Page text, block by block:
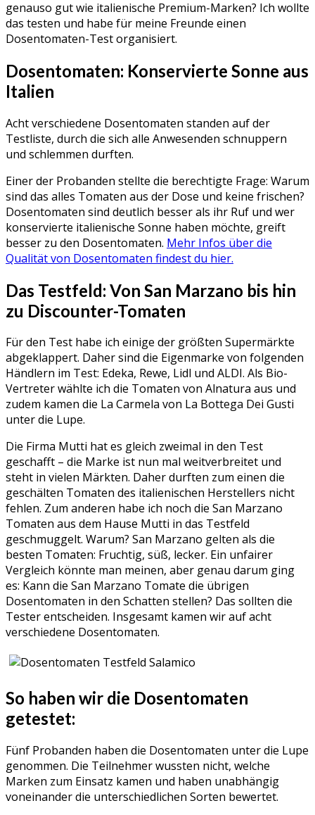
genauso gut wie italienische Premium-Marken? Ich wollte
das testen und habe für meine Freunde einen
Dosentomaten-Test organisiert.
Dosentomaten: Konservierte Sonne aus
Italien
Acht verschiedene Dosentomaten standen auf der
Testliste, durch die sich alle Anwesenden schnuppern
und schlemmen durften.
Einer der Probanden stellte die berechtigte Frage: Warum
sind das alles Tomaten aus der Dose und keine frischen?
Dosentomaten sind deutlich besser als ihr Ruf und wer
konservierte italienische Sonne haben möchte, greift
besser zu den Dosentomaten. Mehr Infos über die
Qualität von Dosentomaten findest du hier.
Das Testfeld: Von San Marzano bis hin
zu Discounter-Tomaten
Für den Test habe ich einige der größten Supermärkte
abgeklappert. Daher sind die Eigenmarke von folgenden
Händlern im Test: Edeka, Rewe, Lidl und ALDI. Als Bio-
Vertreter wählte ich die Tomaten von Alnatura aus und
zudem kamen die La Carmela von La Bottega Dei Gusti
unter die Lupe.
Die Firma Mutti hat es gleich zweimal in den Test
geschafft – die Marke ist nun mal weitverbreitet und
steht in vielen Märkten. Daher durften zum einen die
geschälten Tomaten des italienischen Herstellers nicht
fehlen. Zum anderen habe ich noch die San Marzano
Tomaten aus dem Hause Mutti in das Testfeld
geschmuggelt. Warum? San Marzano gelten als die
besten Tomaten: Fruchtig, süß, lecker. Ein unfairer
Vergleich könnte man meinen, aber genau darum ging
es: Kann die San Marzano Tomate die übrigen
Dosentomaten in den Schatten stellen? Das sollten die
Tester entscheiden. Insgesamt kamen wir auf acht
verschiedene Dosentomaten.
So haben wir die Dosentomaten
getestet:
Fünf Probanden haben die Dosentomaten unter die Lupe
genommen. Die Teilnehmer wussten nicht, welche
Marken zum Einsatz kamen und haben unabhängig
voneinander die unterschiedlichen Sorten bewertet.